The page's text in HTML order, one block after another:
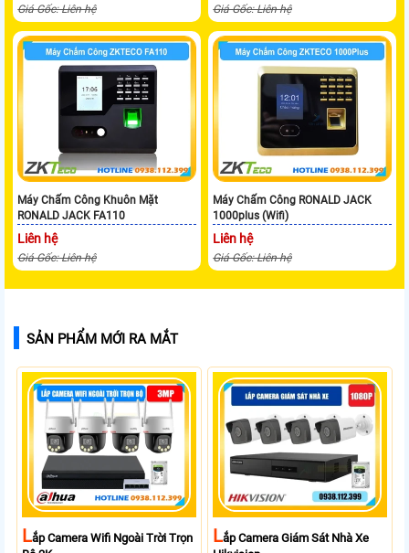
Giá Gốc: Liên hệ Giá Gốc: Liên hệ
Máy Chấm Công Khuôn Mặt
RONALD JACK FA110
Liên hệ
Giá Gốc: Liên hệ
Máy Chấm Công RONALD JACK
1000plus (Wifi)
Liên hệ
Giá Gốc: Liên hệ
SẢN PHẨM MỚI RA MẮT
LẮp Camera Wifi Ngoài Trời Trọn
LẮp Camera Giám Sát Nhà Xe